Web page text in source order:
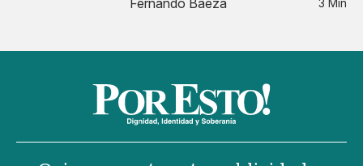
3 Min